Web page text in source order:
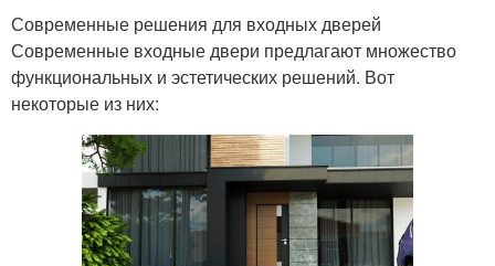
Современные решения для входных дверей
Современные входные двери предлагают множество
функциональных и эстетических решений. Вот
некоторые из них: